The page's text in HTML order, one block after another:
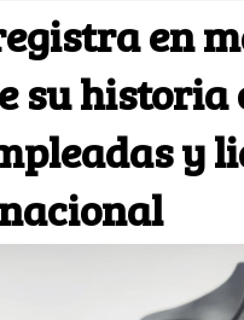
en
su historia
y